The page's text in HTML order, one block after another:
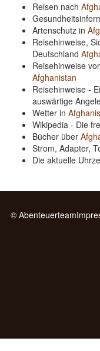
Reisen nach
Artenschutz in
Reisehinweise,
Deutschland
Reisehinweise
Afghanistan
Reisehinweise -
auswärtige
Wetter in
Wikipedia - Die
Bücher über
Strom, Adapter,
Die aktuelle
© Abenteuerteam